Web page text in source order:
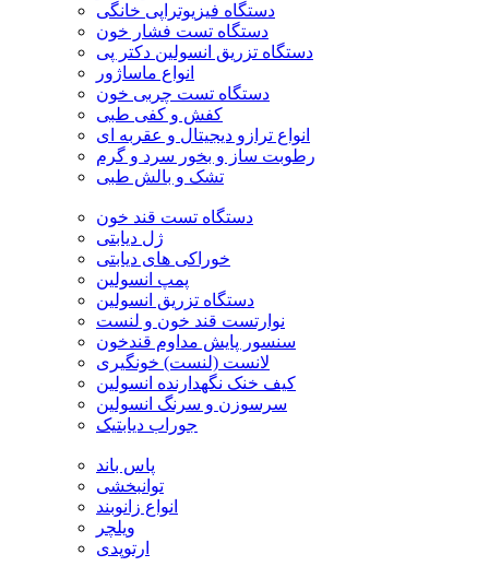
دستگاه فیزیوتراپی خانگی
دستگاه تست فشار خون
دستگاه تزریق انسولین دکتر پی
انواع ماساژور
دستگاه تست چربی خون
کفش و کفی طبی
انواع ترازو دیجیتال و عقربه ای
رطوبت ساز و بخور سرد و گرم
تشک و بالش طبی
دستگاه تست قند خون
ژل دیابتی
خوراکی های دیابتی
پمپ انسولین
دستگاه تزریق انسولین
نوارتست قند خون و لنست
سنسور پایش مداوم قندخون
لانست (لنست) خونگیری
کیف خنک نگهدارنده انسولین
سرسوزن و سرنگ انسولین
جوراب دیابتیک
پاس باند
توانبخشی
انواع زانوبند
ویلچر
ارتوپدی